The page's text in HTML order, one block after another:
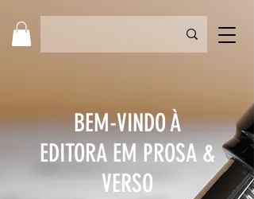
BEM-VINDO À
EDITORA EM PROSA &
VERSO